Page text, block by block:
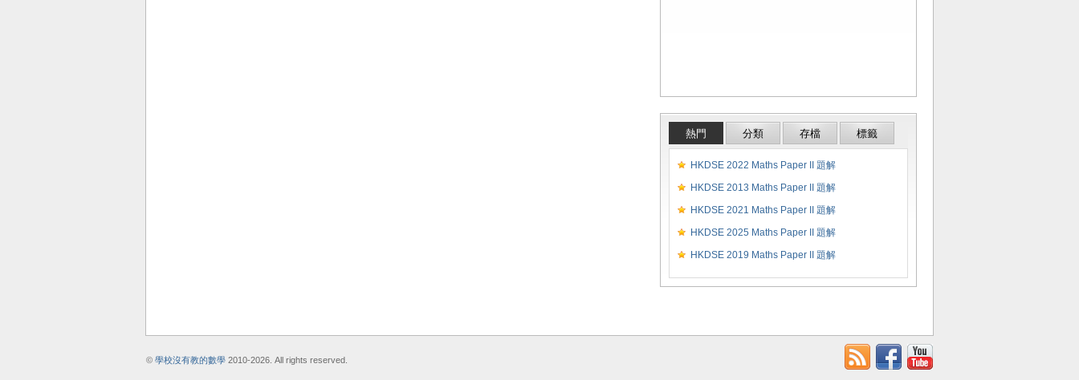
熱門 分類 存檔 標籤
HKDSE 2022 Maths Paper II 題解
HKDSE 2013 Maths Paper II 題解
HKDSE 2021 Maths Paper II 題解
HKDSE 2025 Maths Paper II 題解
HKDSE 2019 Maths Paper II 題解
© 學校沒有教的數學 2010-2026. All rights reserved.